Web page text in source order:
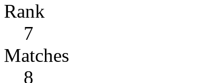
Rank
7
Matches
8